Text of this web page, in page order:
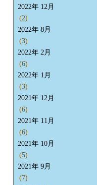
2022年 12月
(2)
2022年 8月
(3)
2022年 2月
(6)
2022年 1月
(3)
2021年 12月
(6)
2021年 11月
(6)
2021年 10月
(5)
2021年 9月
(7)